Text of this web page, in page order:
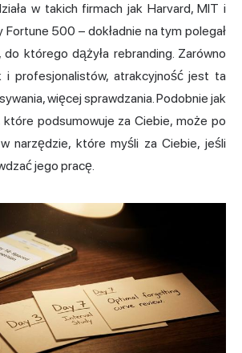
w takich firmach jak Harvard, MIT i
500 – dokładnie na tym polegał
do którego dążyła rebranding. Zarówno
i profesjonalistów, atrakcyjność jest ta
więcej sprawdzania. Podobnie jak
które podsumowuje za Ciebie, może po
narzędzie, które myśli za Ciebie, jeśli
jego pracę.